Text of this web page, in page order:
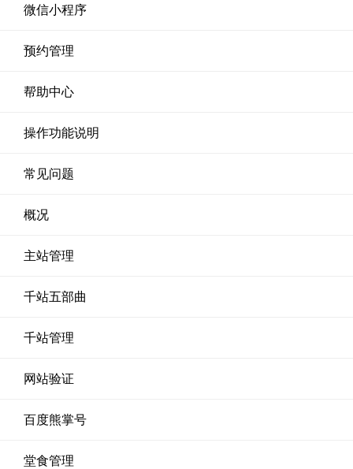
微信小程序
预约管理
帮助中心
操作功能说明
常见问题
概况
主站管理
千站五部曲
千站管理
网站验证
百度熊掌号
堂食管理